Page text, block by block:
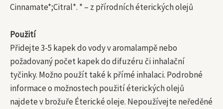
Cinnamate*;Citral*. * – z přírodních éterických olejů
Použití
Přidejte 3-5 kapek do vody v aromalampě nebo
požadovaný počet kapek do difuzéru či inhalační
tyčinky. Možno použít také k přímé inhalaci. Podrobné
informace o možnostech použití éterických olejů
najdete v brožuře Éterické oleje. Nepoužívejte neředěné